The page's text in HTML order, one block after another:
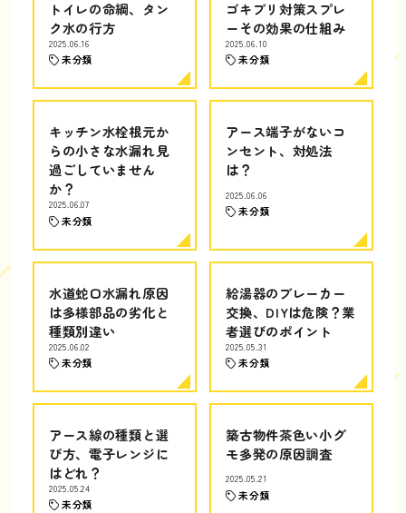
トイレの命綱、タン
ク水の行方
2025.06.16
未分類
ゴキブリ対策スプレ
ーその効果の仕組み
2025.06.10
未分類
キッチン水栓根元か
らの小さな水漏れ見
過ごしていません
か？
2025.06.07
未分類
アース端子がないコ
ンセント、対処法
は？
2025.06.06
未分類
水道蛇口水漏れ原因
は多様部品の劣化と
種類別違い
2025.06.02
未分類
給湯器のブレーカー
交換、DIYは危険？業
者選びのポイント
2025.05.31
未分類
アース線の種類と選
び方、電子レンジに
はどれ？
2025.05.24
未分類
築古物件茶色い小グ
モ多発の原因調査
2025.05.21
未分類